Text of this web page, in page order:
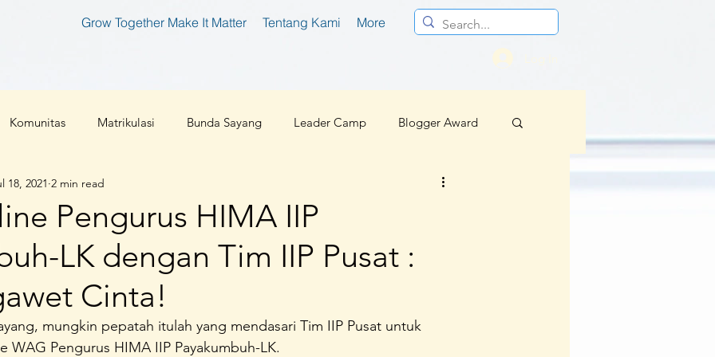
Grow Together Make It Matter Tentang Kami More
Komunitas Matrikulasi Bunda Sayang Leader Camp Blogger Award
Bunda Produktif
Teknologi Corona 2019 Parenting Cloud 9 Berita Baik Regional
Pengurus HIMA IIP
LK dengan Tim IIP Pusat :
Cinta!
18, 2021 2 min read
mungkin pepatah itulah yang mendasari Tim IIP Pusat untuk
WAG Pengurus HIMA IIP Payakumbuh-LK.